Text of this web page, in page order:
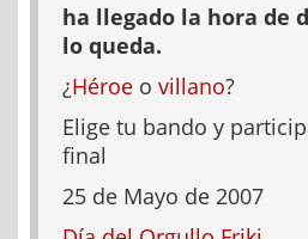
ha llegado la hora de
lo queda.
¿Héroe o villano?
Elige tu bando y
final
25 de Mayo de 2007